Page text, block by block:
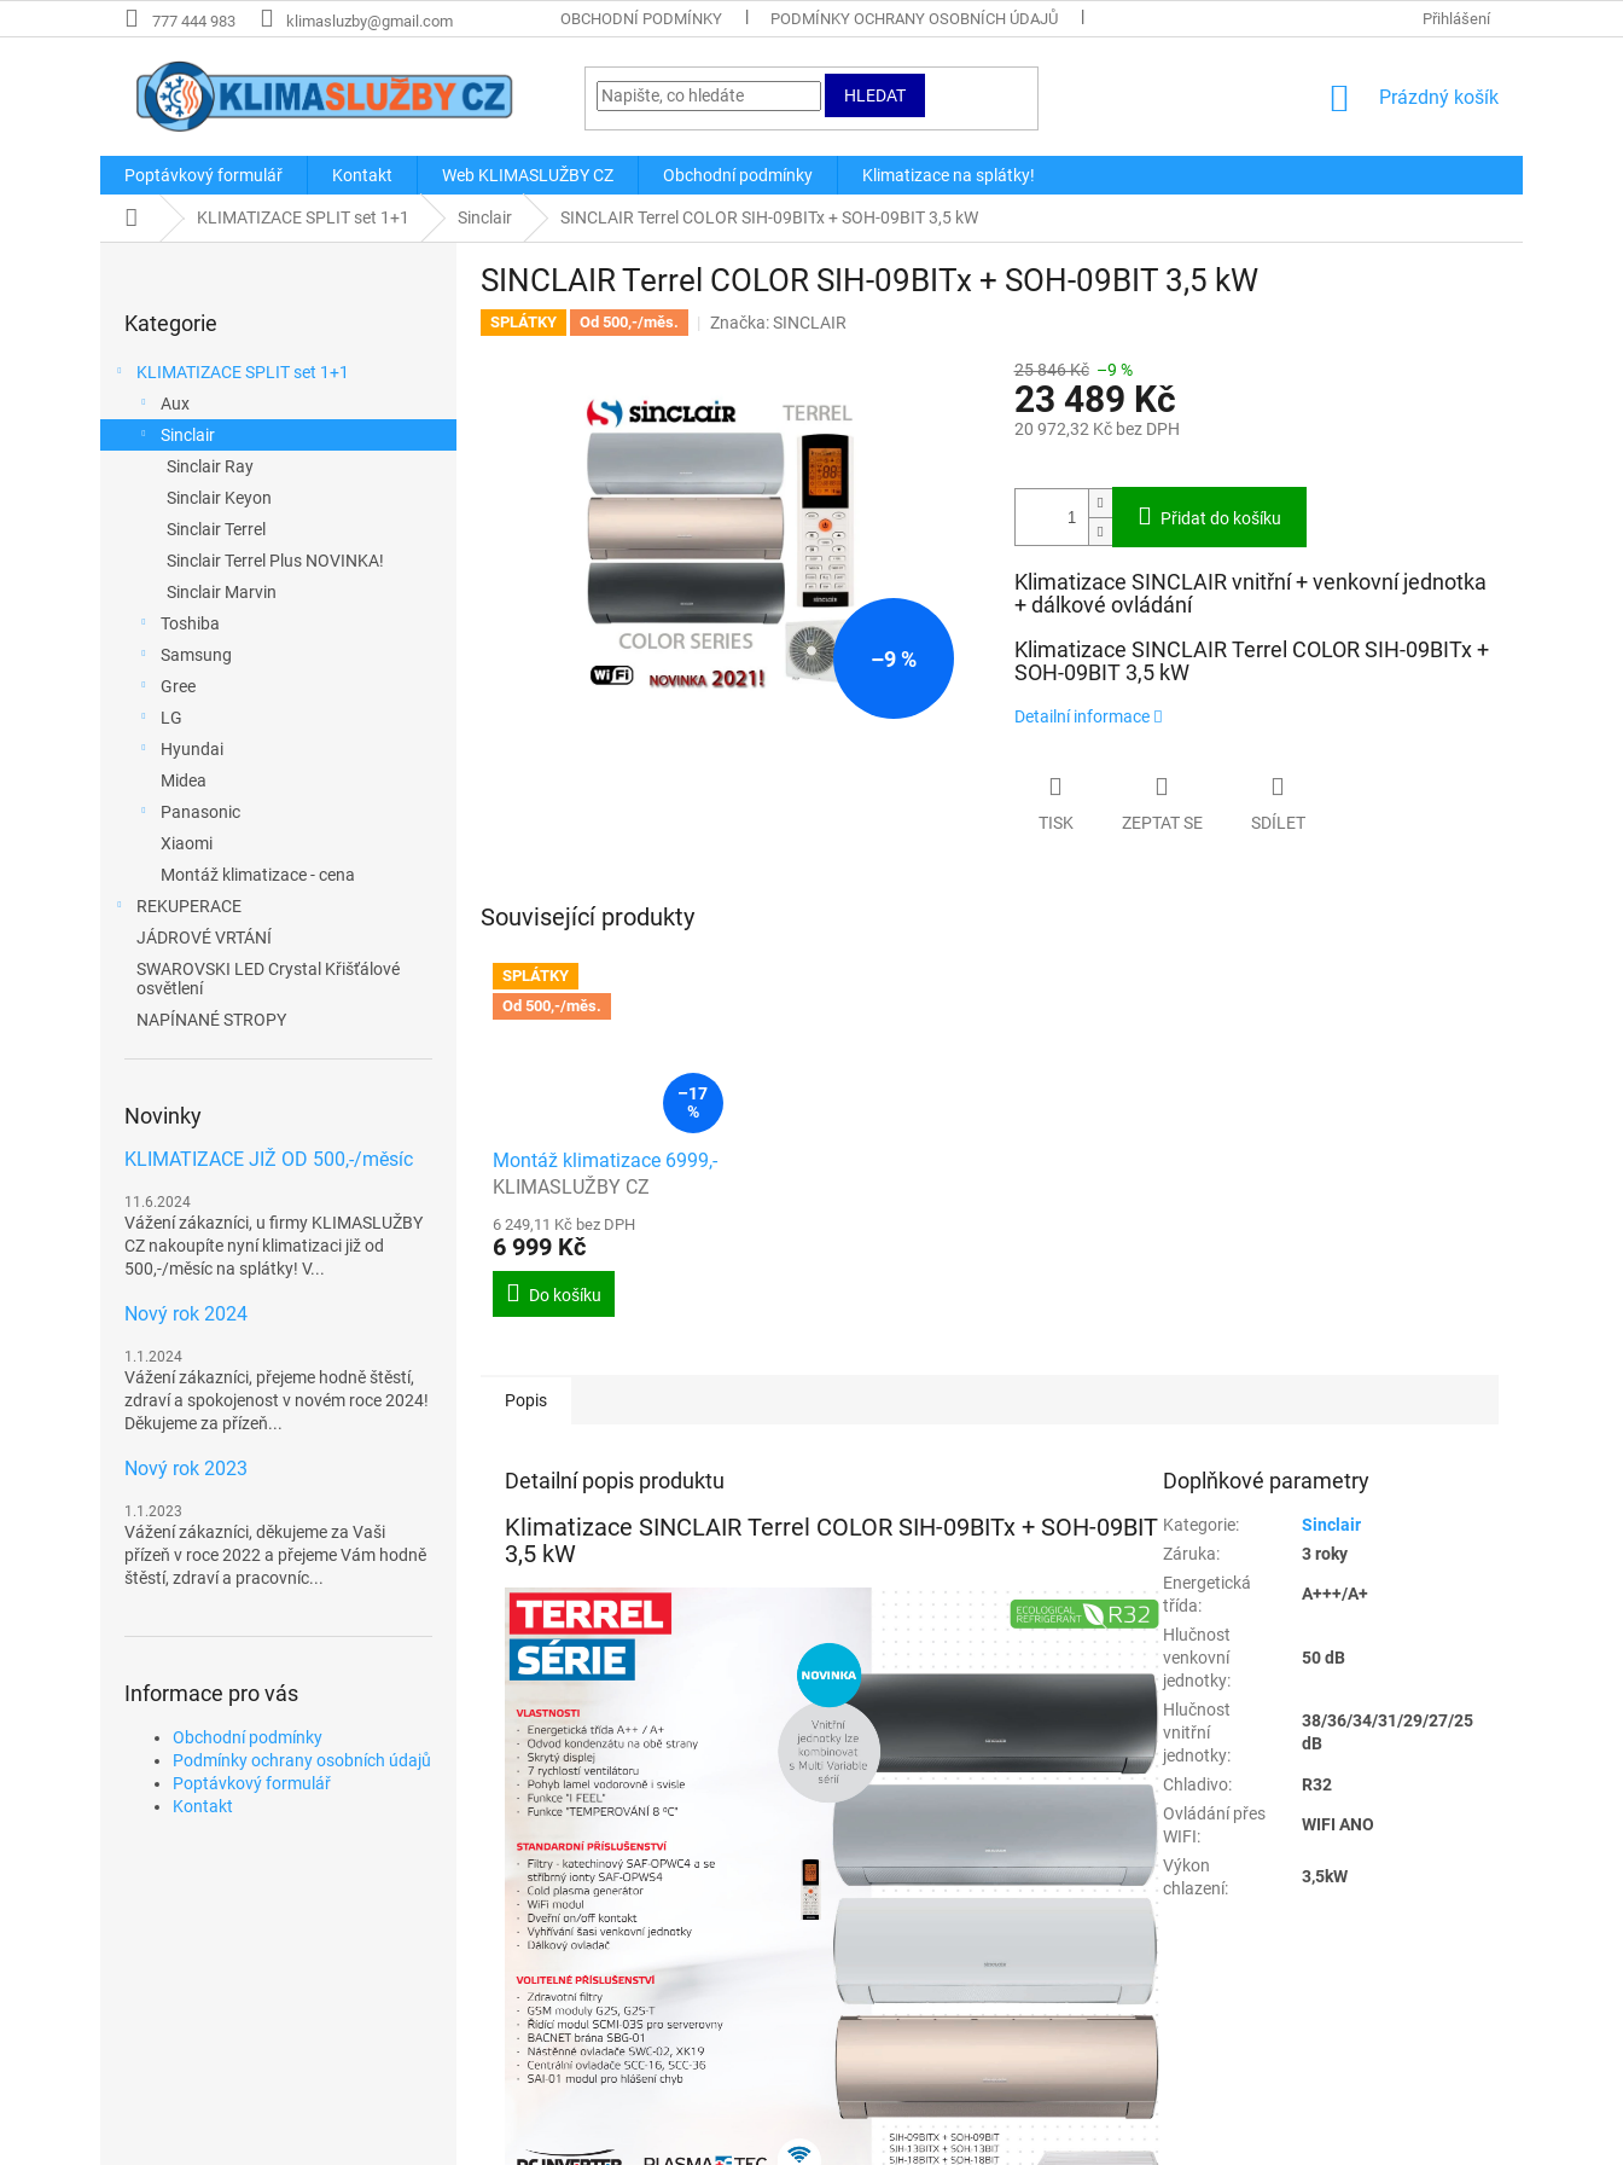
na
777 444 983 klimasluzby@gmail.com OBCHODNÍ PODMÍNKY PODMÍNKY OCHRANY OSOBNÍCH ÚDAJŮ Přihlášení
HLEDAT
NÁKUPNÍ
Prázdný košík
Poptávkový formulář Kontakt Web KLIMASLUŽBY CZ Obchodní podmínky Klimatizace na splátky!
Domů KLIMATIZACE SPLIT set 1+1 Sinclair SINCLAIR Terrel COLOR SIH-09BITx + SOH-09BIT 3,5 kW
n
kategorie
Kategorie
KLIMATIZACE SPLIT set 1+1
Aux
Sinclair
Sinclair Ray
Sinclair Keyon
Sinclair Terrel
Sinclair Terrel Plus NOVINKA!
Sinclair Marvin
Toshiba
Samsung
Gree
LG
Hyundai
Midea
Panasonic
Xiaomi
Montáž klimatizace - cena
REKUPERACE
JÁDROVÉ VRTÁNÍ
SWAROVSKI LED Crystal Křišťálové
osvětlení
NAPÍNANÉ STROPY
Novinky
KLIMATIZACE JIŽ OD 500,-/měsíc
11.6.2024
Vážení zákazníci, u firmy KLIMASLUŽBY
CZ nakoupíte nyní klimatizaci již od
500,-/měsíc na splátky! V...
Nový rok 2024
1.1.2024
Vážení zákazníci, přejeme hodně štěstí,
zdraví a spokojenost v novém roce 2024!
Děkujeme za přízeň...
Nový rok 2023
1.1.2023
Vážení zákazníci, děkujeme za Vaši
přízeň v roce 2022 a přejeme Vám hodně
štěstí, zdraví a pracovníc...
Informace pro vás
Obchodní podmínky
Podmínky ochrany osobních údajů
Poptávkový formulář
Kontakt
SINCLAIR Terrel COLOR SIH-09BITx + SOH-09BIT 3,5 kW
SPLÁTKY Od 500,-/měs. Značka:SINCLAIR
–9 %
25 846 Kč –9 %
23 489 Kč
20 972,32 Kč bez DPH
cena:
Přidat do košíku
Klimatizace SINCLAIR vnitřní + venkovní jednotka
+ dálkové ovládání
Klimatizace SINCLAIR Terrel COLOR SIH-09BITx +
SOH-09BIT 3,5 kW
Detailní informace
TISK ZEPTAT SE SDÍLET
Související produkty
SPLÁTKY
Od 500,-/měs.
–17
%
Montáž klimatizace 6999,-
KLIMASLUŽBY CZ
6 249,11 Kč bez DPH
6 999 Kč
Do košíku
Popis
Detailní popis produktu
Klimatizace SINCLAIR Terrel COLOR SIH-09BITx + SOH-09BIT
3,5 kW
Doplňkové parametry
Kategorie:
Sinclair
Záruka:
3 roky
Energetická
třída:
A+++/A+
Hlučnost
venkovní
jednotky:
50 dB
Hlučnost
vnitřní
jednotky:
38/36/34/31/29/27/25
dB
Chladivo:
R32
Ovládání přes
WIFI:
WIFI ANO
Výkon
chlazení:
3,5kW